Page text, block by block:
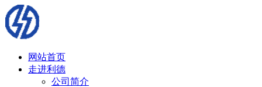
网站首页
走进利德
公司简介